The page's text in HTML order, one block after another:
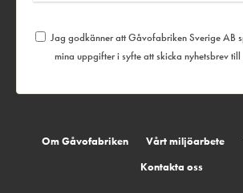
Jag godkänner att Gåvofabriken Sverige AB
mina uppgifter i syfte att skicka nyhetsbrev till
Om Gåvofabriken Vårt miljöarbete
Kontakta oss